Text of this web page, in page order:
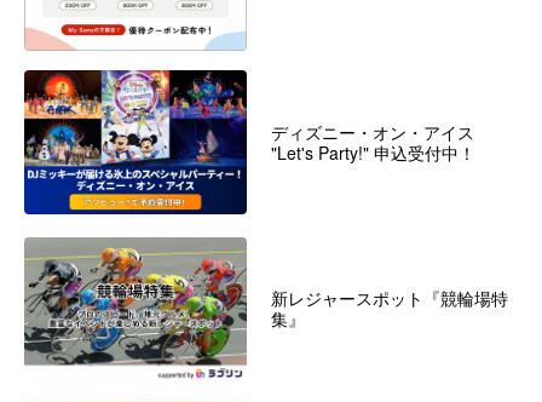
ディズニー・オン・アイス
"Let's Party!" 申込受付中！
新レジャースポット『競輪場特
集』